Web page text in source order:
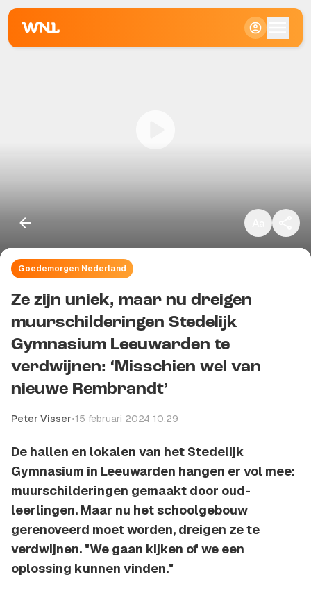
Goedemorgen Nederland
Ze zijn uniek, maar nu dreigen
muurschilderingen Stedelijk
Gymnasium Leeuwarden te
verdwijnen: ‘Misschien wel van
nieuwe Rembrandt’
Peter Visser•15 februari 2024 10:29
De hallen en lokalen van het Stedelijk
Gymnasium in Leeuwarden hangen er vol mee:
muurschilderingen gemaakt door oud-
leerlingen. Maar nu het schoolgebouw
gerenoveerd moet worden, dreigen ze te
verdwijnen. "We gaan kijken of we een
oplossing kunnen vinden."